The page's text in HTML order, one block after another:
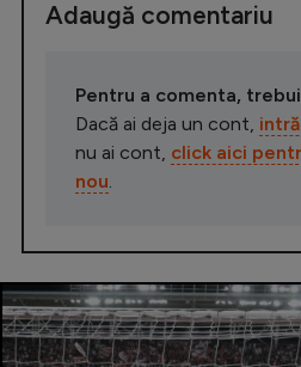
Adaugă comentariu
Pentru a comenta,
Dacă ai deja un cont,
nu ai cont, click aici
nou